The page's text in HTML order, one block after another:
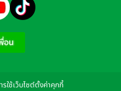
ขั้นต้นจากธุรกิจกาแฟพันธุ์
ธุรกิจอื่น ๆ อีก 14.9% อาทิ
ธุรกิจ ศูนย์บริการซ่อมแซม
ร้านอาหารซับเวย์ และ
รใช้เว็บไซต์ตั้งค่าคุกกี้